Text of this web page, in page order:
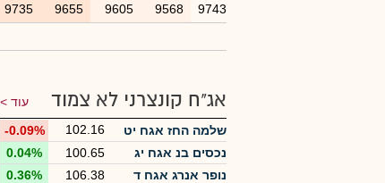
9743
9568
9605
9655
9735
אג"ח קונצרני לא צמוד
עוד >
שלמה החז אגח יט
102.16
-0.09%
נכסים בנ אגח יג
100.65
0.04%
נופר אנרג אגח ד
106.38
0.36%